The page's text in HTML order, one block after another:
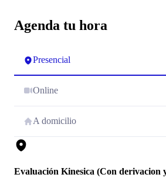
Agenda tu hora
Presencial
Online
A domicilio
Evaluación Kinesica (Con derivacion